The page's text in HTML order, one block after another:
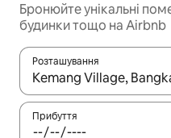
Бронюйте унікальні
будинки тощо на Airbnb
Розташування
Отримавши результати
Прибуття